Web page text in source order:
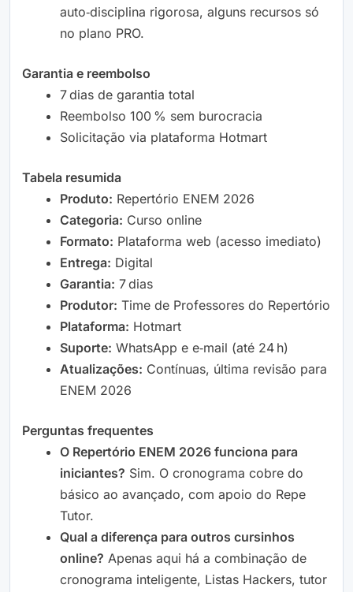
auto‑disciplina rigorosa, alguns recursos só
no plano PRO.
Garantia e reembolso
7 dias de garantia total
Reembolso 100 % sem burocracia
Solicitação via plataforma Hotmart
Tabela resumida
Produto: Repertório ENEM 2026
Categoria: Curso online
Formato: Plataforma web (acesso imediato)
Entrega: Digital
Garantia: 7 dias
Produtor: Time de Professores do Repertório
Plataforma: Hotmart
Suporte: WhatsApp e e‑mail (até 24 h)
Atualizações: Contínuas, última revisão para
ENEM 2026
Perguntas frequentes
O Repertório ENEM 2026 funciona para
iniciantes? Sim. O cronograma cobre do
básico ao avançado, com apoio do Repe
Tutor.
Qual a diferença para outros cursinhos
online? Apenas aqui há a combinação de
cronograma inteligente, Listas Hackers, tutor